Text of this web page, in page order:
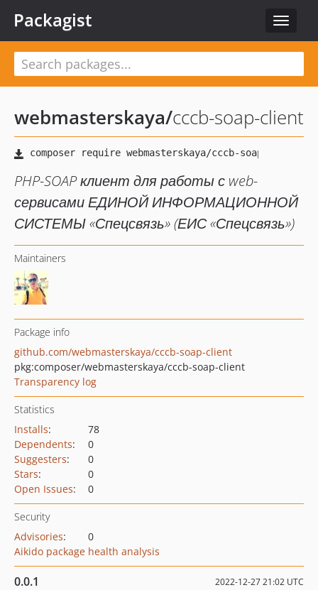
Toggle
Packagist
webmasterskaya/cccb-soap-client
PHP-SOAP клиент для работы с web-
сервисами ЕДИНОЙ ИНФОРМАЦИОННОЙ
СИСТЕМЫ «Спецсвязь» (ЕИС «Спецсвязь»)
Maintainers
Package info
github.com/webmasterskaya/cccb-soap-client
pkg:composer/webmasterskaya/cccb-soap-client
Transparency log
Statistics
Installs:
78
Dependents:
0
Suggesters:
0
Stars:
0
Open Issues: 0
Security
Advisories:
0
Aikido package health analysis
0.0.1 2022-12-27 21:02 UTC